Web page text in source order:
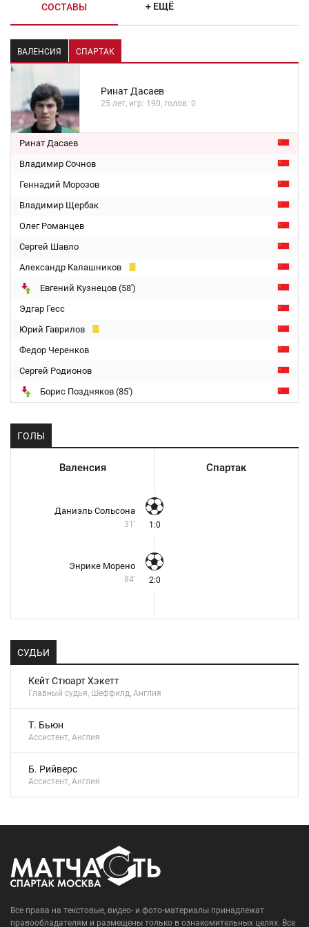
СОСТАВЫ + ЕЩЁ
ВАЛЕНСИЯ СПАРТАК
Ринат Дасаев
25 лет, игр: 190, голов: 0
Ринат Дасаев
Владимир Сочнов
Геннадий Морозов
Владимир Щербак
Олег Романцев
Сергей Шавло
Александр Калашников
Евгений Кузнецов (58')
Эдгар Гесс
Юрий Гаврилов
Федор Черенков
Сергей Родионов
Борис Поздняков (85')
ГОЛЫ
Валенсия Спартак
Даниэль Сольсона
31' 1:0
Энрике Морено
84' 2:0
СУДЬИ
Кейт Стюарт Хэкетт
Главный судья, Шеффилд, Англия
Т. Бьюн
Ассистент, Англия
Б. Рийверс
Ассистент, Англия
Все права на текстовые, видео- и фото-материалы принадлежат
правообладателям и размещены только в ознакомительных целях. Все